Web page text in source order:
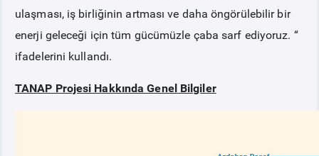
ulaşması, iş birliğinin artması ve daha öngörülebilir bir
enerji geleceği için tüm gücümüzle çaba sarf ediyoruz. “
ifadelerini kullandı.
TANAP Projesi Hakkında Genel Bilgiler